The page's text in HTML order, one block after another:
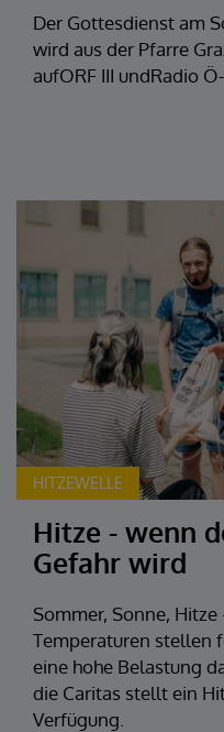
Der Gottesdienst am
wird aus der Pfarre
aufORF III undRadio
HITZEWELLE
Hitze - wenn
Gefahr wird
Sommer, Sonne,
Temperaturen stellen
eine hohe Belastung
die Caritas stellt ein
Verfügung.